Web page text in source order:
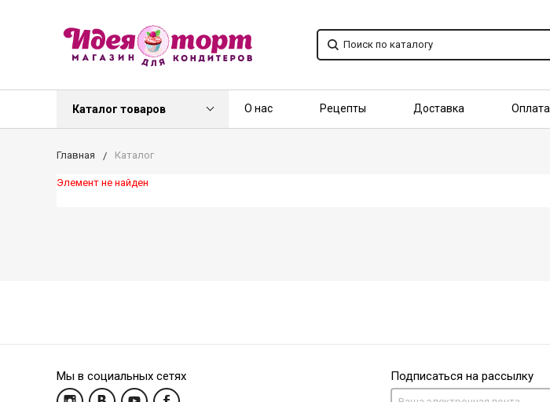
Каталог товаров О нас Рецепты Доставка Оплата
Главная Каталог
Элемент не найден
Мы в социальных сетях Подписаться на рассылку